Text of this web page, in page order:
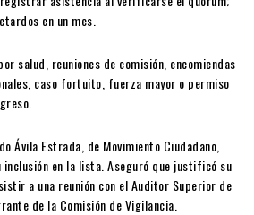
en un mes.
salud, reuniones de comisión, encomiendas
caso fortuito, fuerza mayor o permiso
Ávila Estrada , de Movimiento Ciudadano,
en la lista. Aseguró que justificó su
a una reunión con el Auditor Superior de
de la Comisión de Vigilancia.